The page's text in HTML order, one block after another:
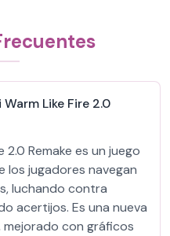
Like Fire 2.0
2.0 Remake es un juego
los jugadores navegan
luchando contra
acertijos. Es una nueva
mejorado con gráficos